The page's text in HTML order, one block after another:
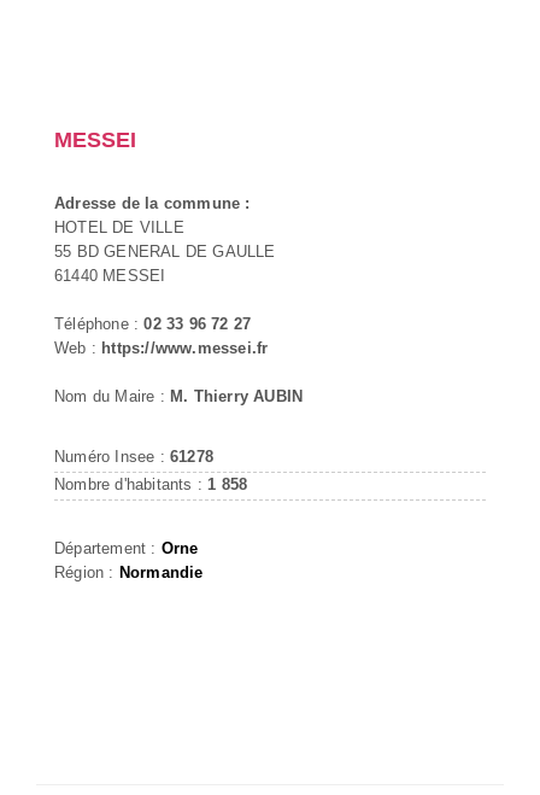
MESSEI
Adresse de la commune :
HOTEL DE VILLE
55 BD GENERAL DE GAULLE
61440 MESSEI
Téléphone :02 33 96 72 27
Web : https://www.messei.fr
Nom du Maire : M. Thierry AUBIN
Numéro Insee : 61278
Nombre d'habitants : 1 858
Département : Orne
Région : Normandie